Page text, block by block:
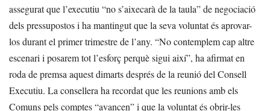
assegurat que l’executiu “no s’aixecarà de la taula” de negociació
dels pressupostos i ha mantingut que la seva voluntat és aprovar-
los durant el primer trimestre de l’any. “No contemplem cap altre
escenari i posarem tot l’esforç perquè sigui així”, ha afirmat en
roda de premsa aquest dimarts després de la reunió del Consell
Executiu. La consellera ha recordat que les reunions amb els
Comuns pels comptes “avancen” i que la voluntat és obrir-les